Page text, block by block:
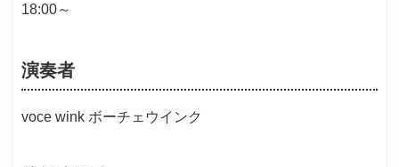
18:00～
演奏者
voce wink ボーチェウインク